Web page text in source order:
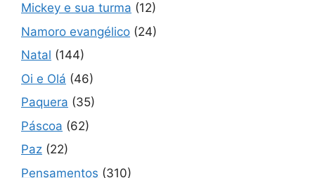
Mickey e sua turma (12)
Namoro evangélico (24)
Natal (144)
Oi e Olá (46)
Paquera (35)
Páscoa (62)
Paz (22)
Pensamentos (310)